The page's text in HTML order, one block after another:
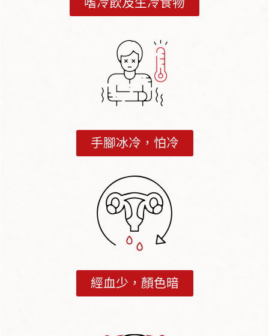
嗜冷飲及生冷食物
手腳冰冷，怕冷
經血少，顏色暗